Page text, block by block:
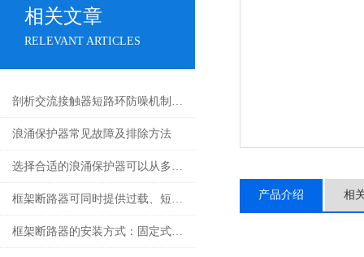
相关文章
RELEVANT ARTICLES
剖析交流接触器短路环防噪机制与电气安全操作红线
浪涌保护器常见故障及排除方法
选择合适的浪涌保护器可以从多个角度探讨
框架断路器可同时提供过载、短路、漏电保护功能
框架断路器的安装方式：固定式，插入式，抽出式
产品介绍 相